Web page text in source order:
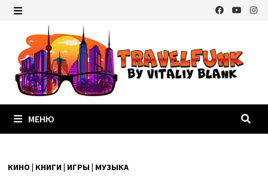
Перейти
содержимому
МЕНЮ
КИНО | КНИГИ | ИГРЫ | МУЗЫКА